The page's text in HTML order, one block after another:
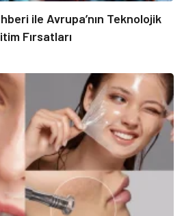
ile Avrupa’nın Teknolojik
Fırsatları